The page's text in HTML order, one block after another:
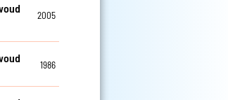
2005
1986